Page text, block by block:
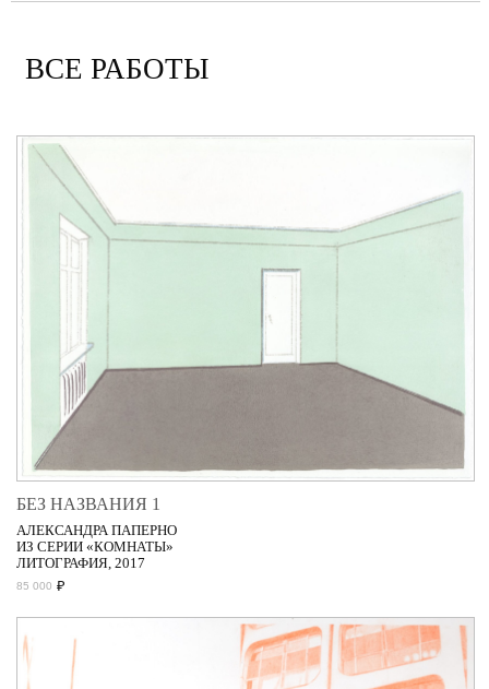
ВСЕ РАБОТЫ
БЕЗ НАЗВАНИЯ 1
АЛЕКСАНДРА ПАПЕРНО
ИЗ СЕРИИ «КОМНАТЫ»
ЛИТОГРАФИЯ, 2017
85 000 ₽